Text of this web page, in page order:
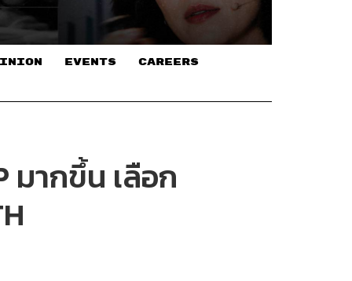
EVENTS CAREERS
มากขึ้น เลือก